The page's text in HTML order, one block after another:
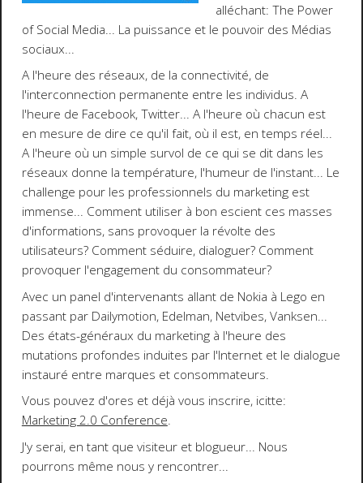
alléchant:The Power
of Social Media... La puissance et le pouvoir des Médias
sociaux...
A l'heure des réseaux, de la connectivité, de
l'interconnection permanente entre les individus. A
l'heure de Facebook, Twitter... A l'heure où chacun est
en mesure de dire ce qu'il fait, où il est, en temps réel...
A l'heure où un simple survol de ce qui se dit dans les
réseaux donne la température, l'humeur de l'instant... Le
challenge pour les professionnels du marketing est
immense... Comment utiliser à bon escient ces masses
d'informations, sans provoquer la révolte des
utilisateurs? Comment séduire, dialoguer? Comment
provoquer l'engagement du consommateur?
Avec un panel d'intervenants allant de Nokia à Lego en
passant par Dailymotion, Edelman, Netvibes, Vanksen...
Des états-généraux du marketing à l'heure des
mutations profondes induites par l'Internet et le dialogue
instauré entre marques et consommateurs.
Vous pouvez d'ores et déjà vous inscrire, icitte:
Marketing 2.0 Conference.
J'y serai, en tant que visiteur et blogueur... Nous
pourrons même nous y rencontrer...